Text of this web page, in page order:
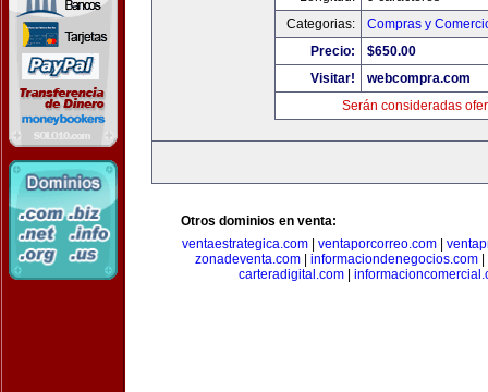
Categorias:
Compras y
Precio:
$650.00
Visitar!
webcompra.com
Serán consideradas
Otros dominios en venta:
ventaestrategica.com| ventaporcorreo.com|
zonadeventa.com| informaciondenegocios.com|
carteradigital.com